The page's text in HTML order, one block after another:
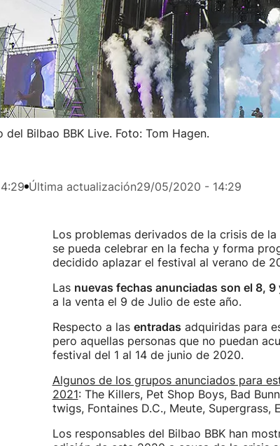
Bilbao BBK Live. Foto: Tom Hagen.
Última actualización29/05/2020 - 14:29
Los problemas derivados de la crisis de
se pueda celebrar en la fecha y forma
decidido aplazar el festival al verano de
Las nuevas fechas anunciadas son el 8, 9
a la venta el 9 de Julio de este año.
Respecto a las entradas adquiridas para
pero aquellas personas que no puedan
festival del 1 al 14 de junio de 2020.
Algunos de los grupos anunciados para
2021: The Killers, Pet Shop Boys, Bad
twigs, Fontaines D.C., Meute, Supergrass,
Los responsables del Bilbao BBK han